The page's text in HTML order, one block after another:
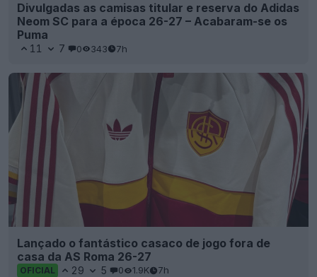
Divulgadas as camisas titular e reserva do Adidas
Neom SC para a época 26-27 – Acabaram-se os
Puma
11 7 0 343 7h
Lançado o fantástico casaco de jogo fora de
casa da AS Roma 26-27
OFICIAL 29 5 0 1.9K 7h